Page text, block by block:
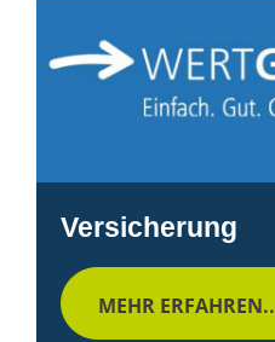
Versicherung
MEHR ERFAHREN..